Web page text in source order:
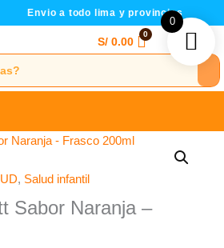
Envio a todo lima y provincias
S/0.00
, Salud infantil
Sabor Naranja –
0